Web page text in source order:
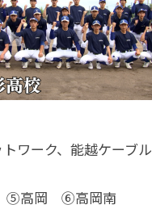
ワーク、能越ケーブ
⑤高岡 ⑥高岡南